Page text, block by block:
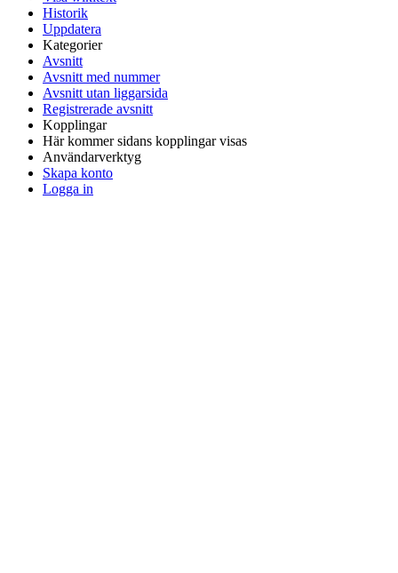
Historik
Uppdatera
Kategorier
Avsnitt
Avsnitt med nummer
Avsnitt utan liggarsida
Registrerade avsnitt
Kopplingar
Här kommer sidans kopplingar visas
Användarverktyg
Skapa konto
Logga in